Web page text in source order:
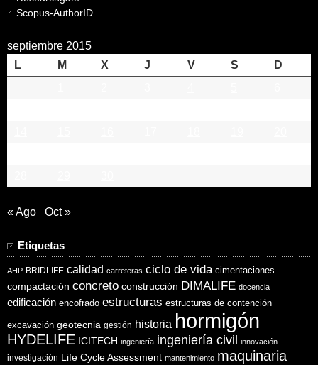
Scopus-AuthorID
septiembre 2015
L
M X J V S
D
« Ago Oct »
Etiquetas
AHP BRIDLIFE calidad carreteras ciclo de vida cimentaciones
compactación concreto construcción DIMALIFE docencia
edificación encofrado estructuras estructuras de contención
excavación geotecnia gestión historia hormigón
HYDELIFE ICITECH ingeniería ingeniería civil innovación
investigación Life Cycle Assessment mantenimiento maquinaria